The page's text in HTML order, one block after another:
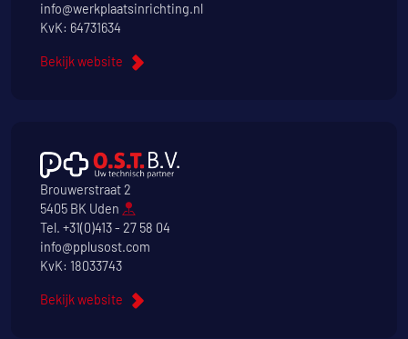
info@werkplaatsinrichting.nl
KvK: 64731634
Bekijk website
Brouwerstraat 2
5405 BK Uden
Tel. +31(0)413 - 27 58 04
info@pplusost.com
KvK: 18033743
Bekijk website